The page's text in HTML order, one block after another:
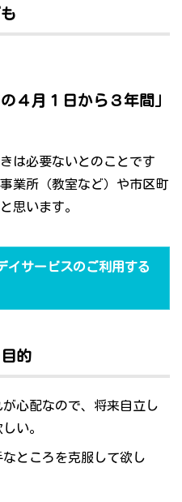
４月１日から３年間」
は必要ないとのことです
業所（教室など）や市区町
思います。
イサービスのご利用する
的
心配なので、将来自立し
い。
ところを克服して欲し